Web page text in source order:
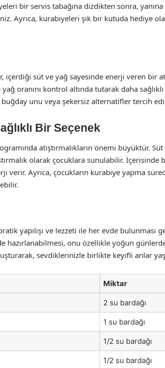
bir servis tabağına dizdikten sonra,
Ayrıca, kurabiyeleri şık bir kutuda hediye
içerdiği süt ve yağ sayesinde enerji veren bir
oranını kontrol altında tutarak daha
unu veya şekersiz alternatifler tercih
Bir Seçenek
atıştırmalıkların önemi büyüktür.
olarak çocuklara sunulabilir. İçerisinde
verir. Ayrıca, çocukların kurabiye yapma
yapılışı ve lezzeti ile her evde bulunması
hazırlanabilmesi, onu özellikle yoğun
sevdiklerinizle birlikte keyifli anlar
Miktar
2 su bardağı
1 su bardağı
1/2 su bardağı
1/2 su bardağı